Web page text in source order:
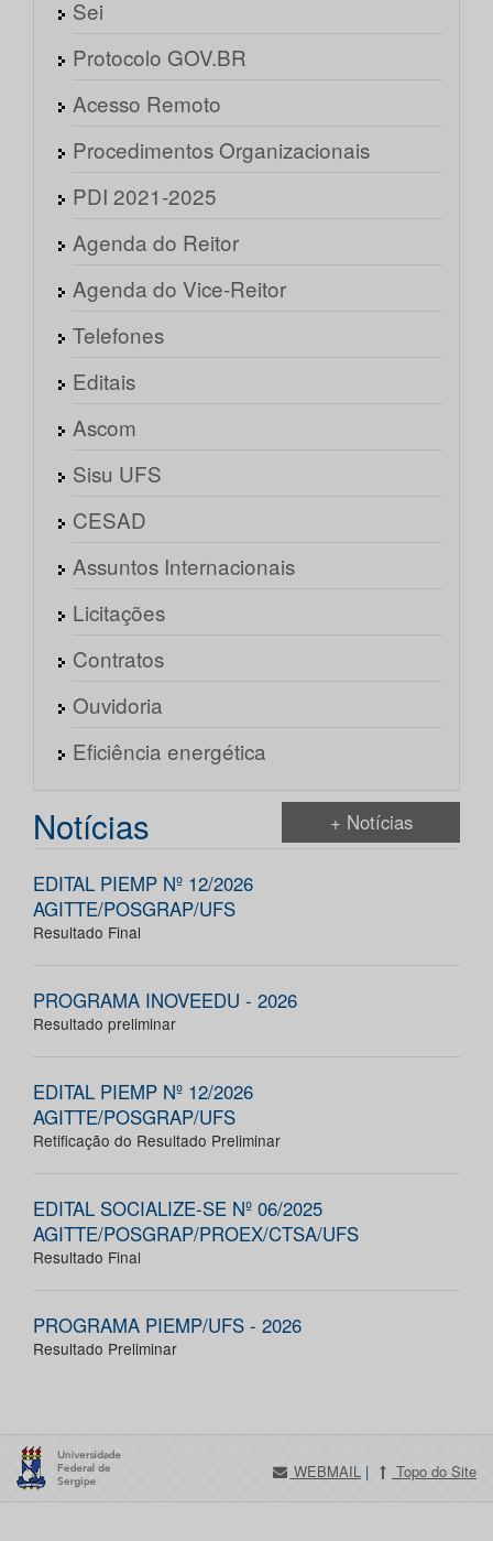
Sei
Protocolo GOV.BR
Acesso Remoto
Procedimentos Organizacionais
PDI 2021-2025
Agenda do Reitor
Agenda do Vice-Reitor
Telefones
Editais
Ascom
Sisu UFS
CESAD
Assuntos Internacionais
Licitações
Contratos
Ouvidoria
Eficiência energética
Notícias + Notícias
EDITAL PIEMP Nº 12/2026
AGITTE/POSGRAP/UFS
Resultado Final
PROGRAMA INOVEEDU - 2026
Resultado preliminar
EDITAL PIEMP Nº 12/2026
AGITTE/POSGRAP/UFS
Retificação do Resultado Preliminar
EDITAL SOCIALIZE-SE Nº 06/2025
AGITTE/POSGRAP/PROEX/CTSA/UFS
Resultado Final
PROGRAMA PIEMP/UFS - 2026
Resultado Preliminar
WEBMAIL | Topo do Site